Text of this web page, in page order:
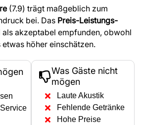
(7.9) trägt maßgeblich zum
bei. Das Preis-Leistungs-
akzeptabel empfunden, obwohl
höher einschätzen.
Was Gäste nicht
mögen
Laute Akustik
Fehlende Getränke
Hohe Preise